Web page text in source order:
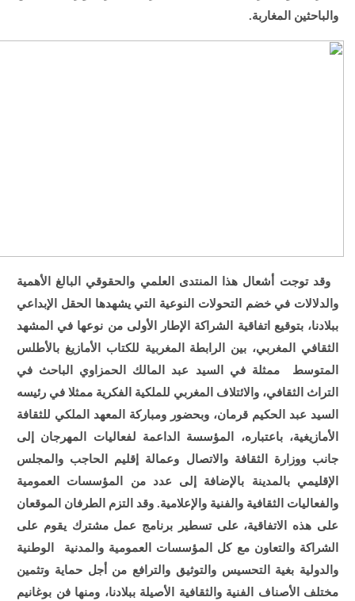
والباحثين المغاربة.
وقد توجت أشعال هذا المنتدى العلمي والحقوقي البالغ الأهمية
والدلالات في خضم التحولات النوعية التي يشهدها الحقل الإبداعي
ببلادنا، بتوقيع اتفاقية الشراكة الإطار الأولى من نوعها في المشهد
الثقافي المغربي، بين الرابطة المغربية للكتاب الأمازيغ بالأطلس
المتوسط ممثلة في السيد عبد المالك الحمزاوي الباحث في
التراث الثقافي، والائتلاف المغربي للملكية الفكرية ممثلا في رئيسه
السيد عبد الحكيم قرمان، وبحضور ومباركة المعهد الملكي للثقافة
الأمازيغية، باعتباره، المؤسسة الداعمة لفعاليات المهرجان إلى
جانب ووزارة الثقافة والاتصال وعمالة إقليم الحاجب والمجلس
الإقليمي بالمدينة بالإضافة إلى عدد من المؤسسات العمومية
والفعاليات الثقافية والفنية والإعلامية. وقد التزم الطرفان الموقعان
على هذه الاتفاقية، على تسطير برنامج عمل مشترك يقوم على
الشراكة والتعاون مع كل المؤسسات العمومية والمدنية الوطنية
والدولية بغية التحسيس والتوثيق والترافع من أجل حماية وتثمين
مختلف الأصناف الفنية والثقافية الأصيلة ببلادنا، ومنها فن بوغانيم